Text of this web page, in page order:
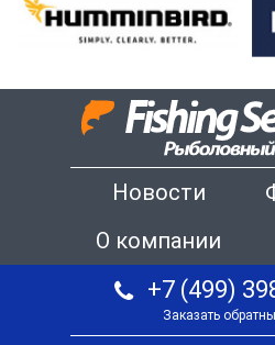
Новости
О компании
+7 (499)
Заказать